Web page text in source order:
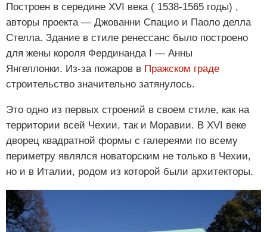
Построен в середине XVI века ( 1538-1565 годы) ,
авторы проекта — Джованни Спацио и Паоло делла
Стелла. Здание в стиле ренессанс было построено
для жены короля Фердинанда I — Анны
Янгеллонки. Из-за пожаров в Пражском граде
строительство значительно затянулось.
Это одно из первых строений в своем стиле, как на
территории всей Чехии, так и Моравии. В XVI веке
дворец квадратной формы с галереями по всему
периметру являлся новаторским не только в Чехии,
но и в Италии, родом из которой были архитекторы.